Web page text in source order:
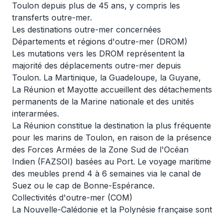
Toulon depuis plus de 45 ans, y compris les
transferts outre-mer.
Les destinations outre-mer concernées
Départements et régions d'outre-mer (DROM)
Les mutations vers les DROM représentent la
majorité des déplacements outre-mer depuis
Toulon. La Martinique, la Guadeloupe, la Guyane,
La Réunion et Mayotte accueillent des détachements
permanents de la Marine nationale et des unités
interarmées.
La Réunion constitue la destination la plus fréquente
pour les marins de Toulon, en raison de la présence
des Forces Armées de la Zone Sud de l'Océan
Indien (FAZSOI) basées au Port. Le voyage maritime
des meubles prend 4 à 6 semaines via le canal de
Suez ou le cap de Bonne-Espérance.
Collectivités d'outre-mer (COM)
La Nouvelle-Calédonie et la Polynésie française sont